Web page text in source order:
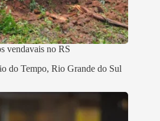
vendavais no RS
do Tempo, Rio Grande do Sul